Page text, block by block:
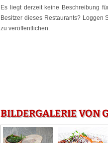
Es liegt derzeit keine Beschreibung
Besitzer dieses Restaurants? Loggen
zu veröffentlichen.
BILDERGALERIE VON